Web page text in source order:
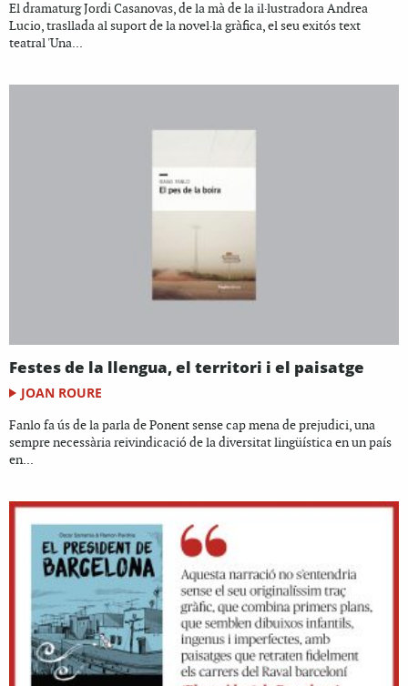
El dramaturg Jordi Casanovas, de la mà de la il·lustradora Andrea
Lucio, trasllada al suport de la novel·la gràfica, el seu exitós text
teatral 'Una...
Festes de la llengua, el territori i el paisatge
JOAN ROURE
Fanlo fa ús de la parla de Ponent sense cap mena de prejudici, una
sempre necessària reivindicació de la diversitat lingüística en un país
en...